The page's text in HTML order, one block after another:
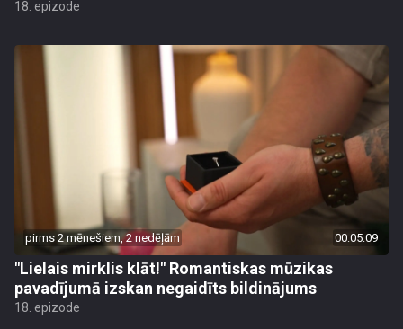
18. epizode
pirms 2 mēnešiem, 2 nedēļām 00:05:09
"Lielais mirklis klāt!" Romantiskas mūzikas
pavadījumā izskan negaidīts bildinājums
18. epizode